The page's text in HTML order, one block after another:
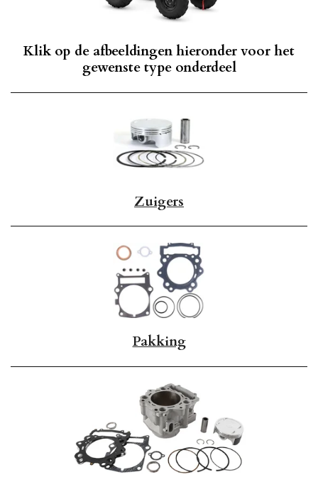
Klik op de afbeeldingen hieronder voor het
gewenste type onderdeel
Zuigers
Pakking